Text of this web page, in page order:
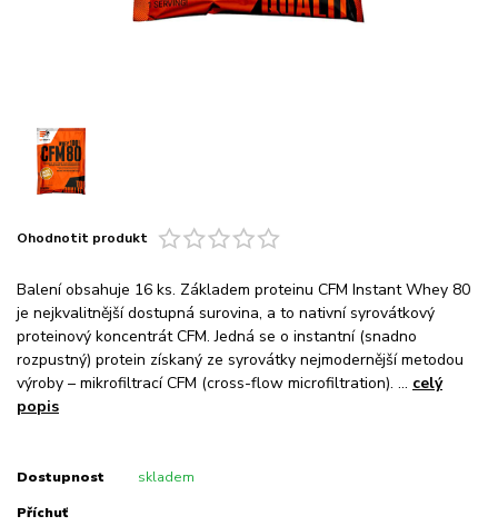
Ohodnotit produkt
Balení obsahuje 16 ks. Základem proteinu CFM Instant Whey 80
je nejkvalitnější dostupná surovina, a to nativní syrovátkový
proteinový koncentrát CFM. Jedná se o instantní (snadno
rozpustný) protein získaný ze syrovátky nejmodernější metodou
výroby – mikrofiltrací CFM (cross-flow microfiltration). ... celý
popis
Dostupnost skladem
Příchuť